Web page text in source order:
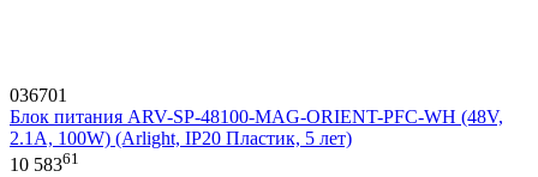
036701
Блок питания ARV-SP-48100-MAG-ORIENT-PFC-WH (48V,
2.1A, 100W) (Arlight, IP20 Пластик, 5 лет)
10 58361